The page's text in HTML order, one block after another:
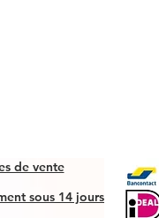
de vente
sous 14 jours